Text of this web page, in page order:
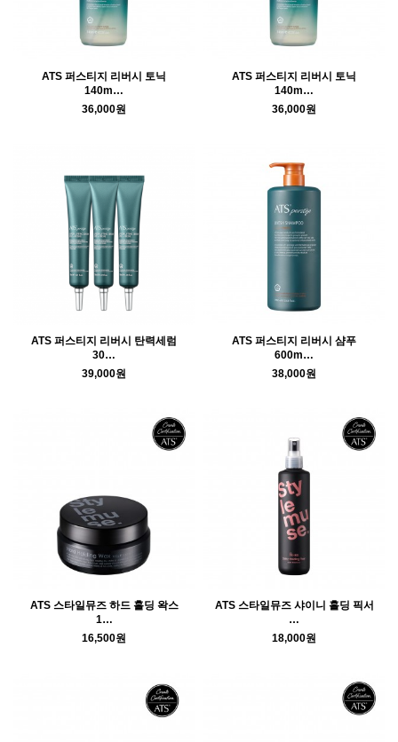
ATS 퍼스티지 리버시 토닉
140m…
36,000원
ATS 퍼스티지 리버시 토닉
140m…
36,000원
ATS 퍼스티지 리버시 탄력세럼
30…
39,000원
ATS 퍼스티지 리버시 샴푸
600m…
38,000원
ATS 스타일뮤즈 하드 홀딩 왁스
1…
16,500원
ATS 스타일뮤즈 샤이니 홀딩 픽서
…
18,000원